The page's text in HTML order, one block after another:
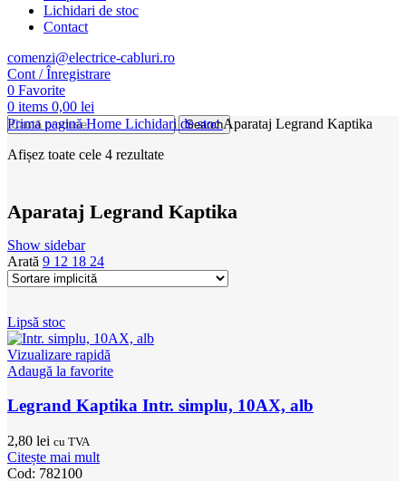
Lichidari de stoc
Contact
comenzi@electrice-cabluri.ro
Cont / Înregistrare
0 Favorite
0 items 0,00 lei
Search
Prima paginăHome Lichidari de stocAparataj Legrand Kaptika
Afișez toate cele 4 rezultate
Aparataj Legrand Kaptika
Show sidebar
Arată 9 12 18 24
Lipsă stoc
Vizualizare rapidă
Adaugă la favorite
Legrand Kaptika Intr. simplu, 10AX, alb
2,80 lei cu TVA
Citește mai mult
Cod: 782100